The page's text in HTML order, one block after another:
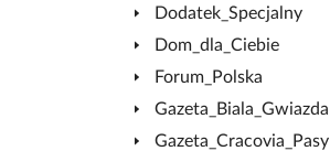
Dodatek_Specjalny
Dom_dla_Ciebie
Forum_Polska
Gazeta_Biala_Gwiazda
Gazeta_Cracovia_Pasy